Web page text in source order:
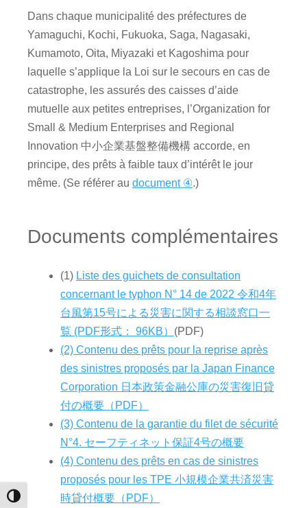
Passer en contraste élevé
Dans chaque municipalité des préfectures de
Yamaguchi, Kochi, Fukuoka, Saga, Nagasaki,
Kumamoto, Oita, Miyazaki et Kagoshima pour
laquelle s’applique la Loi sur le secours en cas de
catastrophe, les assurés des caisses d’aide
mutuelle aux petites entreprises, l’Organization for
Small & Medium Enterprises and Regional
Innovation 中小企業基盤整備機構 accorde, en
principe, des prêts à faible taux d’intérêt le jour
même. (Se référer au document ④.)
Documents complémentaires
(1) Liste des guichets de consultation
concernant le typhon N° 14 de 2022 令和4年
台風第15号による災害に関する相談窓口一
覧 (PDF形式： 96KB） (PDF)
(2) Contenu des prêts pour la reprise après
des sinistres proposés par la Japan Finance
Corporation 日本政策金融公庫の災害復旧貸
付の概要（PDF）
(3) Contenu de la garantie du filet de sécurité
N°4. セーフティネット保証4号の概要
(4) Contenu des prêts en cas de sinistres
proposés pour les TPE 小規模企業共済災害
時貸付概要（PDF）